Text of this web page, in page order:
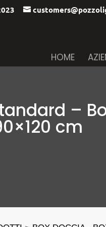
HOME
–
cm